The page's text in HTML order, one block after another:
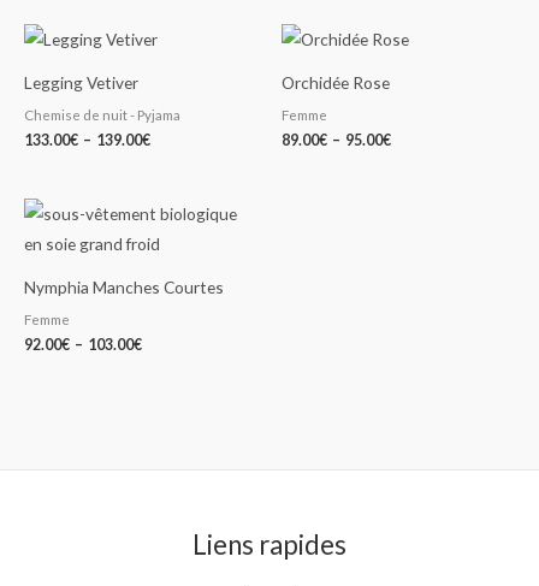
Legging Vetiver
Chemise de nuit - Pyjama
133.00€ – 139.00€
de
à
139.00€
Orchidée Rose
Femme
89.00€ – 95.00€
de
Nymphia Manches Courtes
Femme
92.00€ – 103.00€
Plage
de
prix :
à
Liens rapides